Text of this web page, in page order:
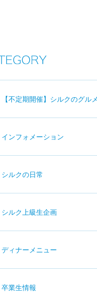
【不定期開催】シルクのグルメ
インフォメーション
シルクの日常
シルク上級生企画
ディナーメニュー
卒業生情報